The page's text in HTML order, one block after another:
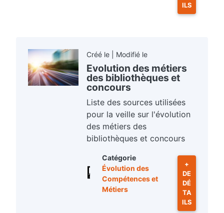
ILS
Créé le | Modifié le
Evolution des métiers
des bibliothèques et
concours
Liste des sources utilisées
pour la veille sur l'évolution
des métiers des
bibliothèques et concours
Catégorie
Évolution des
Compétences et
Métiers
+
DE
DÉ
TA
ILS